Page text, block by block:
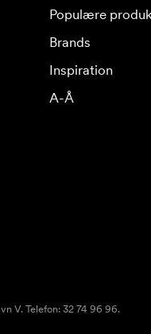
Populære
Brands
Inspiration
A-Å
V. Telefon: 32 74 96 96.